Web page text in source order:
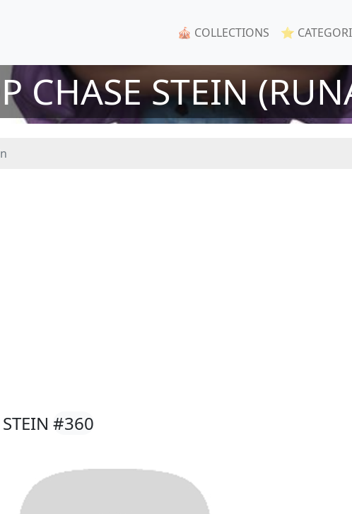
🎪 COLLECTIONS ⭐
CHASE STEIN
#360